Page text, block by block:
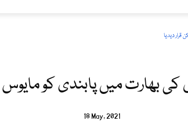
دیدیا
کی بھارت میں پابندی کو مایوس
18 May, 2021